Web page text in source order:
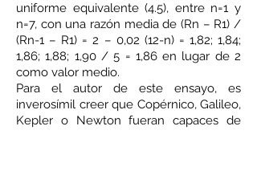
uniforme equivalente (4.5), entre n=1 y
n=7, con una razón media de (Rn – R1) /
(Rn-1 – R1) = 2 – 0,02 (12-n) = 1,82; 1,84;
1,86; 1,88; 1,90 / 5 = 1,86 en lugar de 2
como valor medio.
Para el autor de este ensayo, es
inverosímil creer que Copérnico, Galileo,
Kepler o Newton fueran capaces de